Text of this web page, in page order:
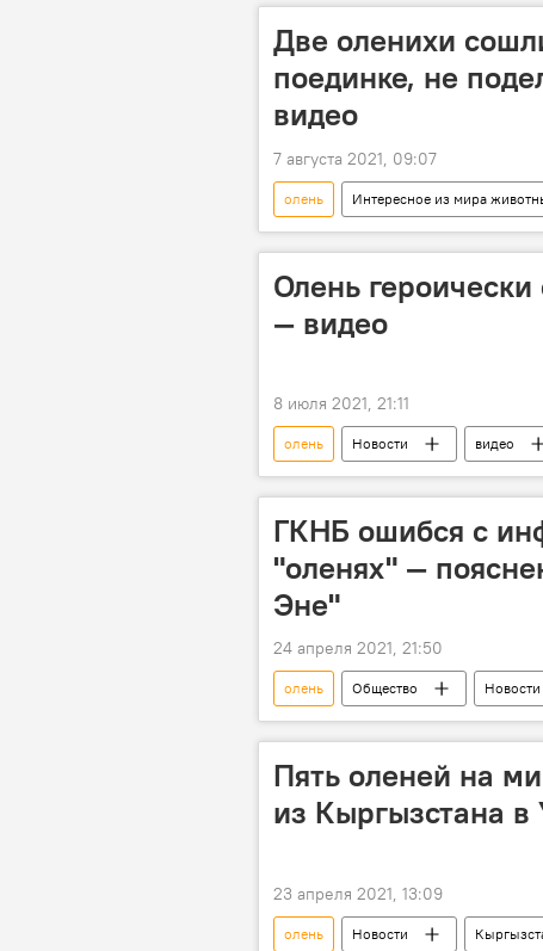
Две оленихи
поединке, не
видео
7 августа 2021, 09:07
олень Интересное из мира
Мультимедиа
Видеоклуб
Олень героически
— видео
8 июля 2021, 21:11
олень Новости видео
животные
ястреб
ГКНБ ошибся с
"оленях" —
Эне"
24 апреля 2021, 21:50
олень Общество Новости
животные
Пять оленей на
из Кыргызстана в
23 апреля 2021, 13:09
олень Новости